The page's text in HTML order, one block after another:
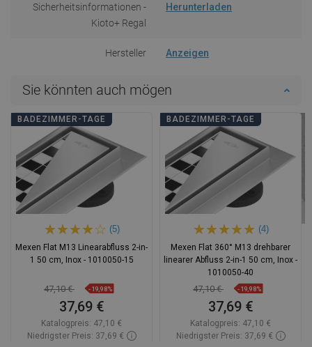
Sicherheitsinformationen -
Kioto+ Regal
Herunterladen
Hersteller Anzeigen
Sie könnten auch mögen
BADEZIMMER-TAGE
(5)
Mexen Flat M13 Linearabfluss 2-in-
1 50 cm, Inox - 1010050-15
47,10 € -19,98%
37,69 €
Katalogpreis: 47,10 €
Niedrigster Preis: 37,69 €
BADEZIMMER-TAGE
(4)
Mexen Flat 360° M13 drehbarer
linearer Abfluss 2-in-1 50 cm, Inox -
1010050-40
47,10 € -19,98%
37,69 €
Katalogpreis: 47,10 €
Niedrigster Preis: 37,69 €